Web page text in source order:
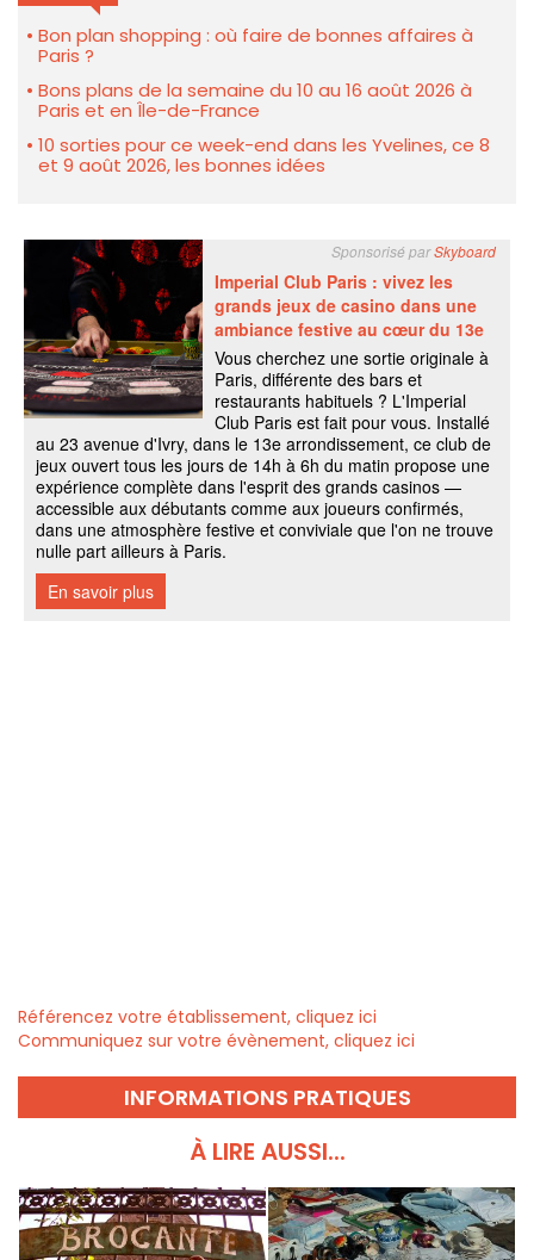
Bon plan shopping : où faire de bonnes affaires à
Paris ?
Bons plans de la semaine du 10 au 16 août 2026 à
Paris et en Île-de-France
10 sorties pour ce week-end dans les Yvelines, ce 8
et 9 août 2026, les bonnes idées
Référencez votre établissement, cliquez ici
Communiquez sur votre évènement, cliquez ici
INFORMATIONS PRATIQUES
À LIRE AUSSI...